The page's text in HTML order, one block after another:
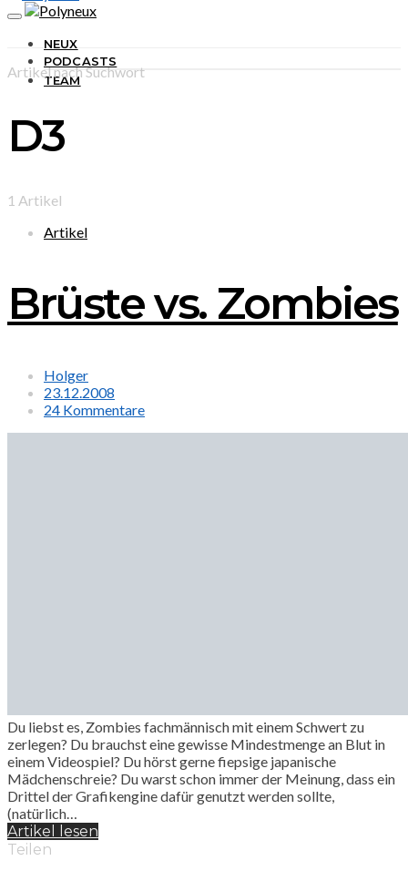
NEUX
PODCASTS
TEAM
Artikel nach Suchwort
D3
1 Artikel
Artikel
Brüste vs. Zombies
Holger
23.12.2008
24 Kommentare
Du liebst es, Zombies fachmännisch mit einem Schwert zu
zerlegen? Du brauchst eine gewisse Mindestmenge an Blut in
einem Videospiel? Du hörst gerne fiepsige japanische
Mädchenschreie? Du warst schon immer der Meinung, dass ein
Drittel der Grafikengine dafür genutzt werden sollte,
(natürlich…
Artikel lesen
Teilen